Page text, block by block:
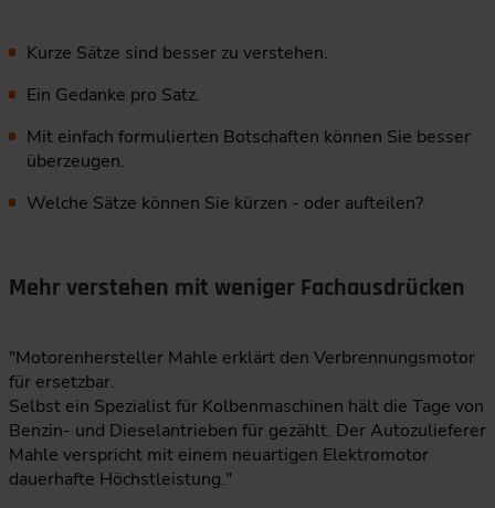
Kurze Sätze sind besser zu verstehen.
Ein Gedanke pro Satz.
Mit einfach formulierten Botschaften können Sie besser
überzeugen.
Welche Sätze können Sie kürzen - oder aufteilen?
Mehr verstehen mit weniger Fachausdrücken
"Motorenhersteller Mahle erklärt den Verbrennungsmotor
für ersetzbar.
Selbst ein Spezialist für Kolbenmaschinen hält die Tage von
Benzin- und Dieselantrieben für gezählt. Der Autozulieferer
Mahle verspricht mit einem neuartigen Elektromotor
dauerhafte Höchstleistung."